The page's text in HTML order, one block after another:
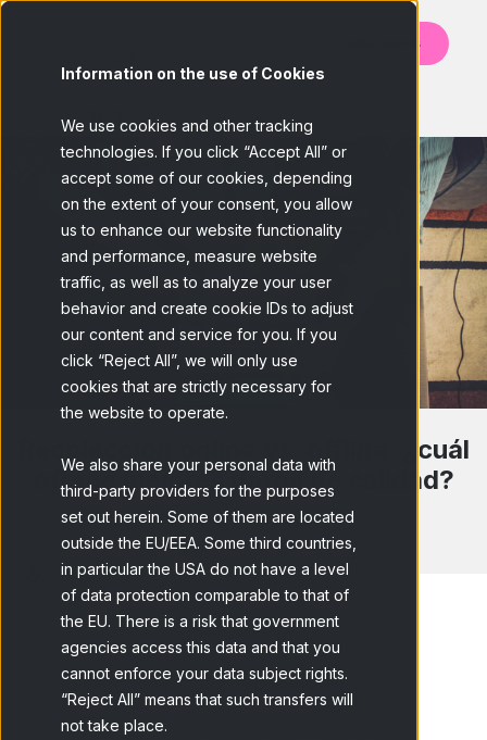
Information on the use of Cookies
We use cookies and other tracking
technologies. If you click “Accept All” or
accept some of our cookies, depending
on the extent of your consent, you allow
us to enhance our website functionality
and performance, measure website
traffic, as well as to analyze your user
behavior and create cookie IDs to adjust
our content and service for you. If you
click “Reject All”, we will only use
cookies that are strictly necessary for
the website to operate.
We also share your personal data with
third-party providers for the purposes
set out herein. Some of them are located
outside the EU/EEA. Some third countries,
in particular the USA do not have a level
of data protection comparable to that of
the EU. There is a risk that government
agencies access this data and that you
cannot enforce your data subject rights.
“Reject All” means that such transfers will
not take place.
Contáctanos
Recolección online vs. offline, ¿cuál
ofrece mejores datos de calidad?
Home Blog Recolección online...